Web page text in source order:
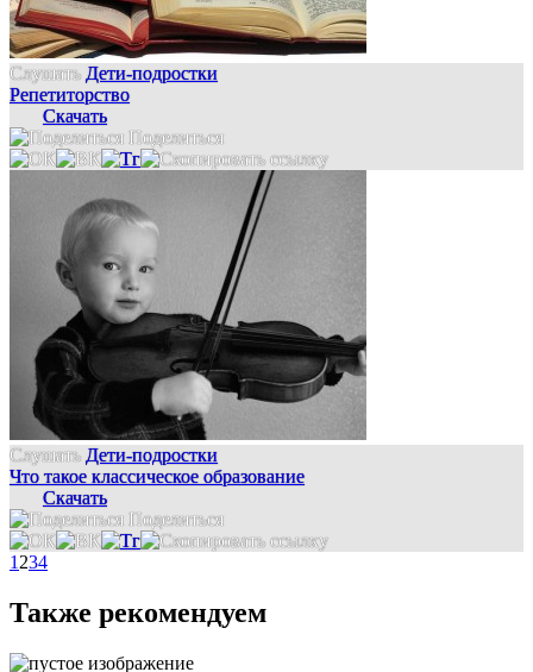
Слушать Дети-подростки
Репетиторство
Скачать
Поделиться
Слушать Дети-подростки
Что такое классическое образование
Скачать
Поделиться
1 234
Также рекомендуем